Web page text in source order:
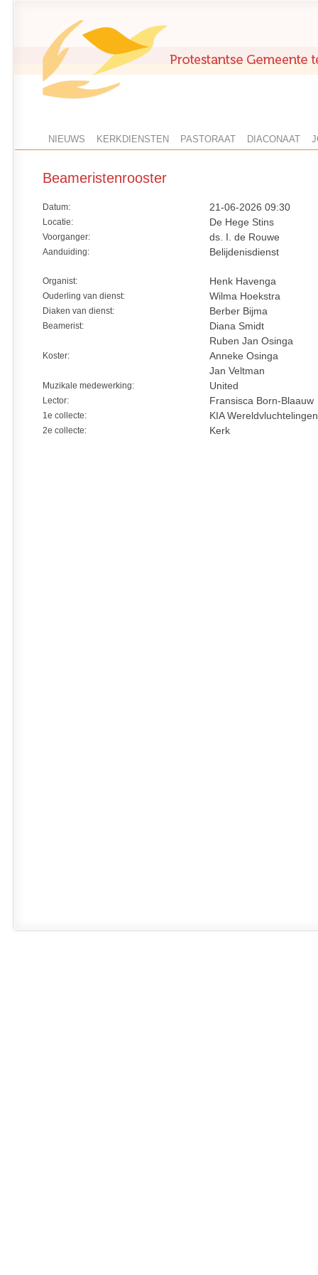
NIEUWS KERKDIENSTEN PASTORAAT DIACONAAT
Beameristenrooster
Datum: 21-06-2026 09:30
Locatie: De Hege Stins
Voorganger: ds. I. de Rouwe
Aanduiding: Belijdenisdienst
Organist: Henk Havenga
Ouderling van dienst: Wilma Hoekstra
Diaken van dienst: Berber Bijma
Beamerist:
Diana Smidt
Ruben Jan Osinga
Koster:
Anneke Osinga
Jan Veltman
Muzikale medewerking: United
Lector: Fransisca Born-Blaauw
1e collecte: KIA
2e collecte: Kerk